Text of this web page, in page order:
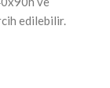
edilebilir.